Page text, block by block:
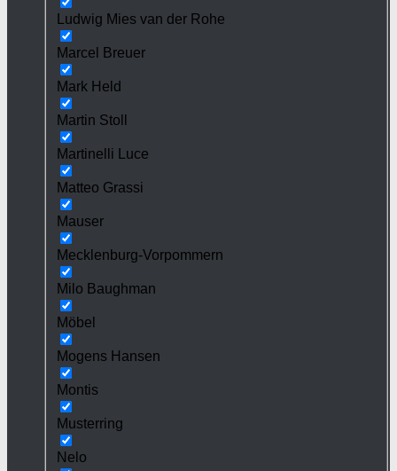
Ludwig Mies van der Rohe
Marcel Breuer
Mark Held
Martin Stoll
Martinelli Luce
Matteo Grassi
Mauser
Mecklenburg-Vorpommern
Milo Baughman
Möbel
Mogens Hansen
Montis
Musterring
Nelo